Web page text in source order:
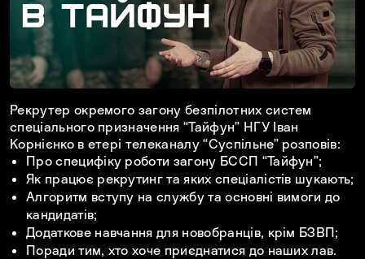
Рекрутер окремого загону безпілотних систем
спеціального призначення “Тайфун” НГУ Іван
Корнієнко в етері телеканалу “Суспільне” розповів:
Про специфіку роботи загону БССП “Тайфун”;
Як працює рекрутинг та яких спеціалістів шукають;
Алгоритм вступу на службу та основні вимоги до
кандидатів;
Додаткове навчання для новобранців, крім БЗВП;
Поради тим, хто хоче приєднатися до наших лав.